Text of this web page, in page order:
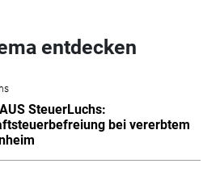
entdecken
SteuerLuchs:
bei vererbtem